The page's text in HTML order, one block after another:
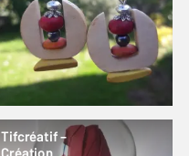
Tifcréatif –